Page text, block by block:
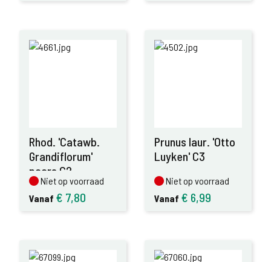
Rhod. 'Catawb.
Grandiflorum'
paars C2
Niet op voorraad
Niet op voorraad
Vanaf € 7,80
Prunus laur. 'Otto
Luyken' C3
Niet op voorraad
Niet op voorraad
Vanaf € 6,99